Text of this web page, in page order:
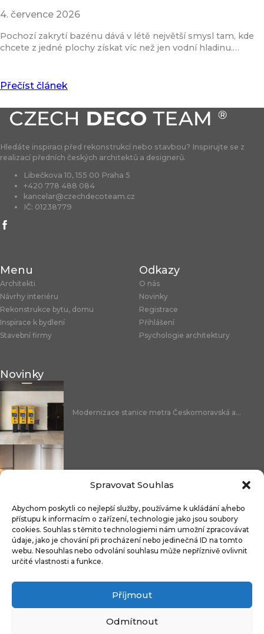
Spravovat Souhlas
Abychom poskytli co nejlepší služby, používáme k ukládání a/nebo
přístupu k informacím o zařízení, technologie jako jsou soubory
cookies. Souhlas s těmito technologiemi nám umožní zpracovávat
údaje, jako je chování při procházení nebo jedinečná ID na tomto
webu. Nesouhlas nebo odvolání souhlasu může nepříznivě ovlivnit
určité vlastnosti a funkce.
Příjmout
Odmítnout
4. července 2026
Pochozí zakrytí bazénu dává v létě největší smysl tam, kde
chcete z jedné plochy získat víc než jen vodní hladinu.…
Přečíst článek
Hledáte inspiraci před rekonstrukcí nebo stavbou? Inspirujte se z
realizací předních českých architektů a designerů.
Libečkova 10, 155 00 Praha 5
+420 778 488 084
kancelar@czechdecoteam.cz
IČ: 01238779
Menu
Architekti
Návrhy interiéru
Rekonstrukce bytu, domu
Inspirace k bydlení
Stavební firmy
Odkazy
O nás
Novinky
Registrace
Přihlášení
Psychologie architektury
Novinky
Modernizace stanice metra Českomoravská a...
Čistitelné látky s technologií FibreGuard®:...